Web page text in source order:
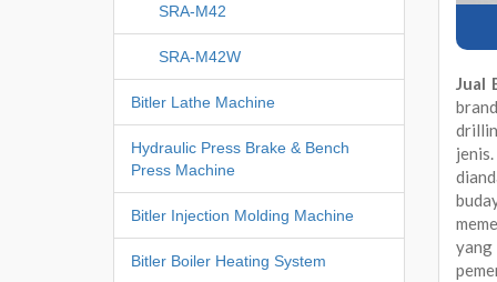
Jual
SRA-M42
SRA-M42W
Bitler Lathe Machine
Hydraulic Press Brake & Bench
Press Machine
Bitler Injection Molding Machine
Bitler Boiler Heating System